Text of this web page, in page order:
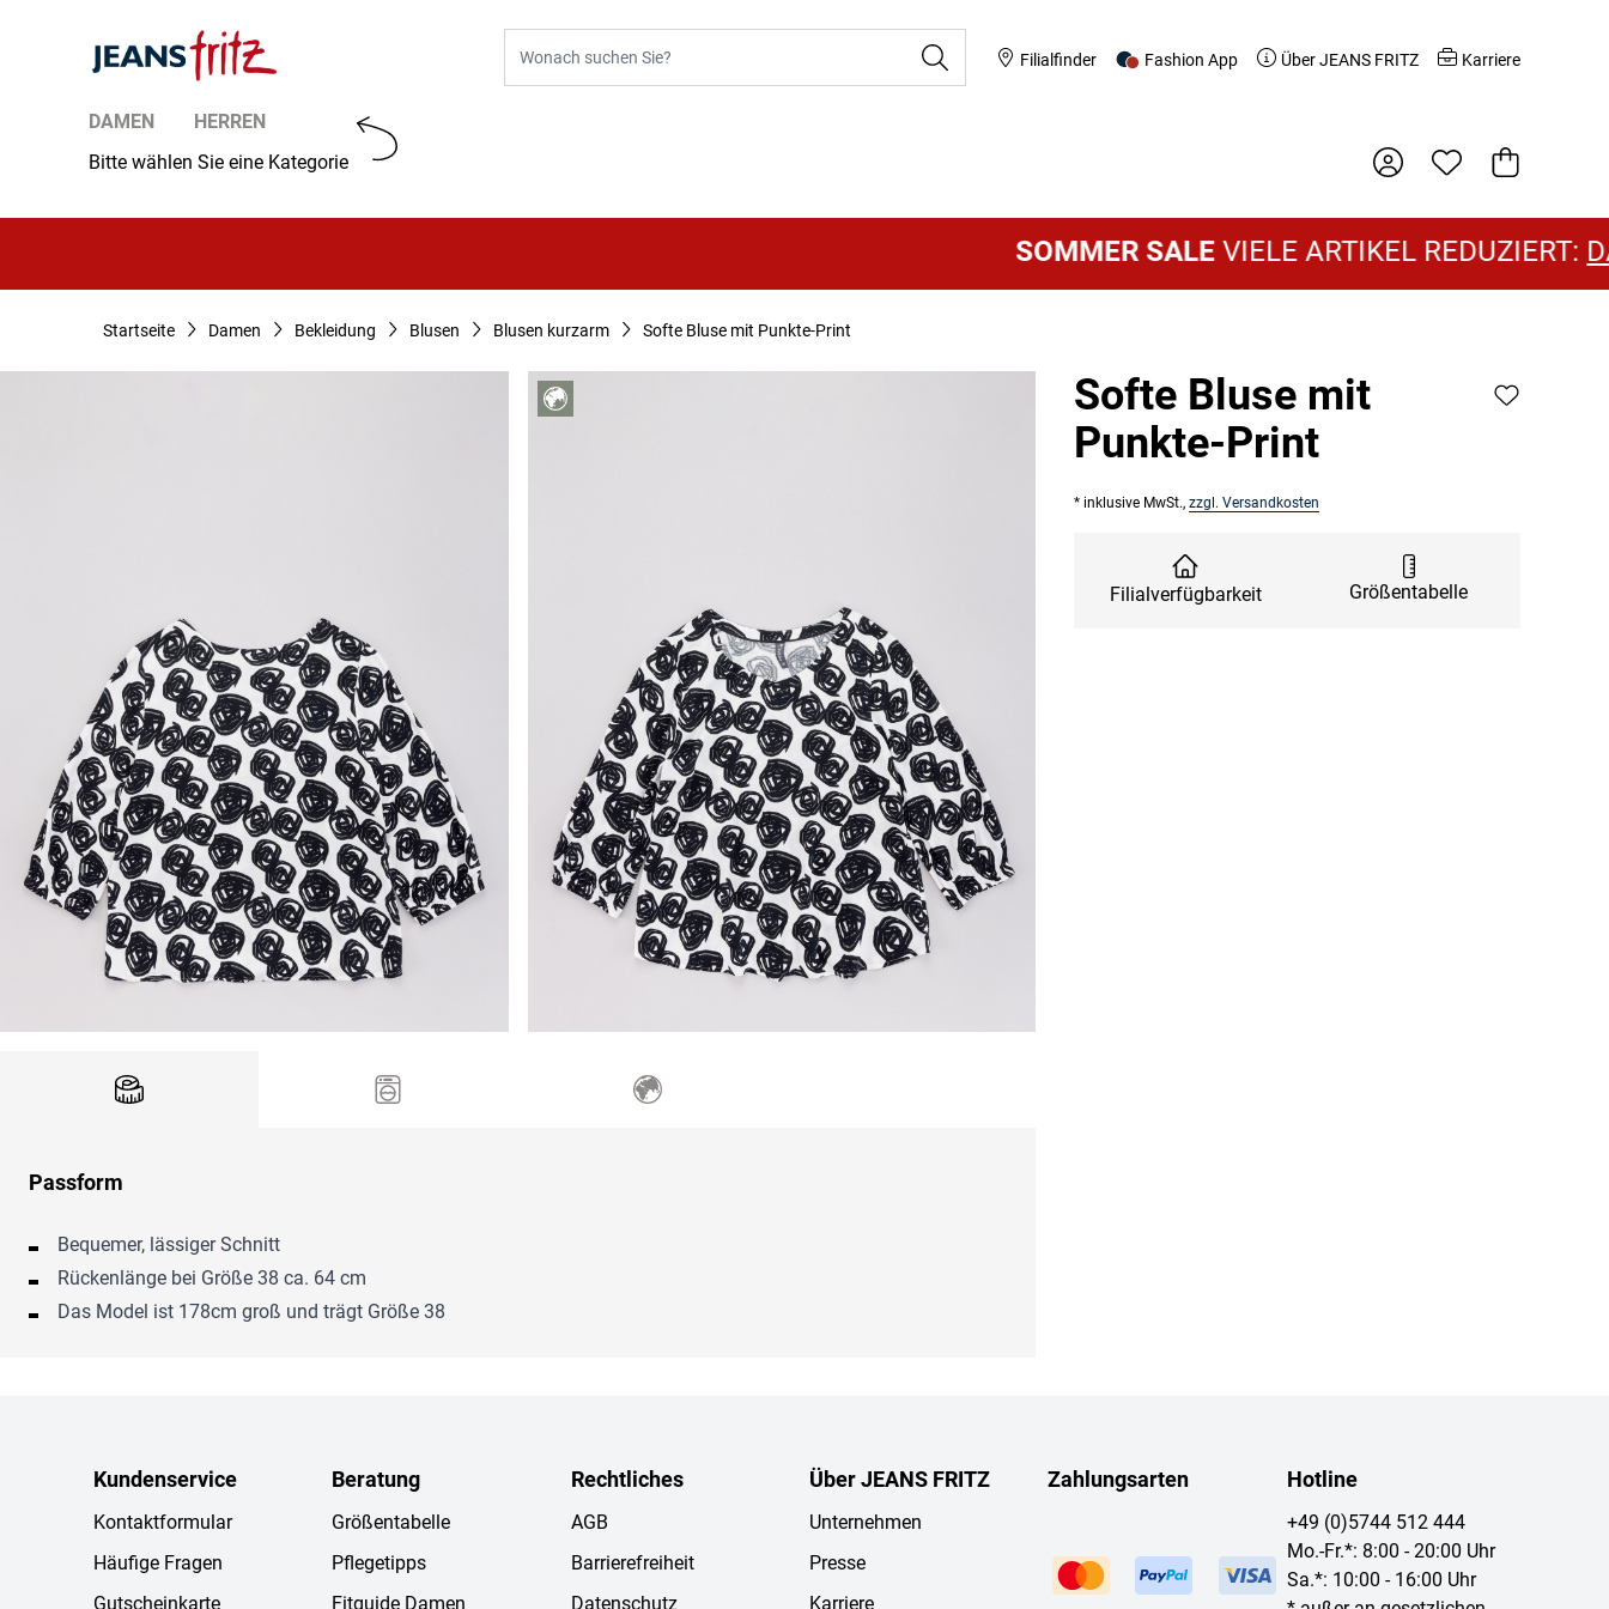
Filialfinder Fashion App Über JEANS FRITZ Karriere
DAMEN
HERREN
Bitte wählen Sie eine Kategorie
Warenkorb
SOMMER SALEVIELE ARTIKEL REDUZIERT:
Startseite Damen Bekleidung Blusen Blusen kurzarm Softe Bluse mit Punkte-Print
Passform
Bequemer, lässiger Schnitt
Rückenlänge bei Größe 38 ca. 64 cm
Das Model ist 178cm groß und trägt Größe 38
Softe Bluse mit
Punkte-Print
* inklusive MwSt., zzgl. Versandkosten
Filialverfügbarkeit Größentabelle
Kundenservice
Kontaktformular
Häufige Fragen
Gutscheinkarte
Beratung
Größentabelle
Pflegetipps
Fitguide Damen
Rechtliches
AGB
Barrierefreiheit
Datenschutz
Über JEANS FRITZ
Unternehmen
Presse
Karriere
Zahlungsarten Hotline
+49 (0)5744 512 444
Mo.-Fr.*: 8:00 - 20:00 Uhr
Sa.*: 10:00 - 16:00 Uhr